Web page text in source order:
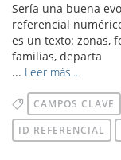
Sería una buena
referencial
es un texto: zonas,
familias, departa
... Leer más...
CAMPOS CLAVE
ID REFERENCIAL